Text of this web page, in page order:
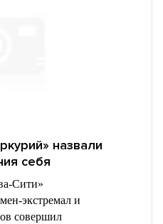
назвали
себя
Сити»
экстремал и
совершил